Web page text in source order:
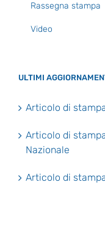
Rassegna stampa
Video
ULTIMI
Articolo di
Articolo di
Nazionale
Articolo di